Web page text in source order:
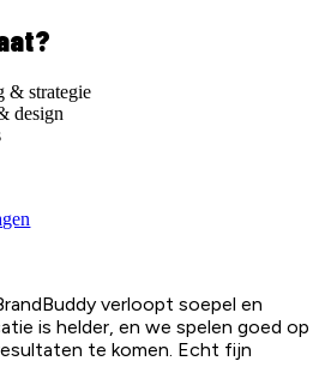
& strategie
design
verloopt soepel en
is helder, en we spelen goed op
te komen. Echt fijn